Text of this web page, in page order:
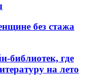
без стажа
библиотек, где
на лето